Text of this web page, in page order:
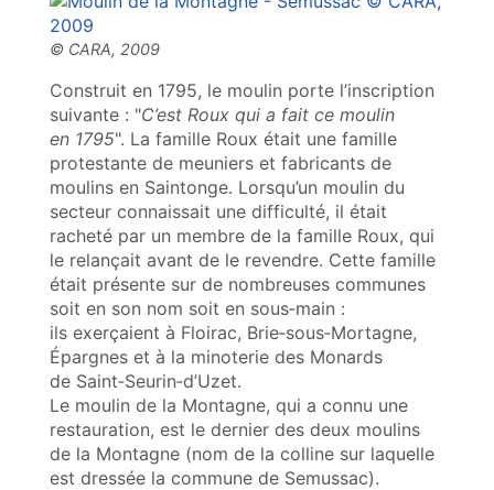
Construit en 1795, le moulin porte l’inscription
suivante : "C’est Roux qui a fait ce moulin
en 1795". La famille Roux était une famille
protestante de meuniers et fabricants de
moulins en Saintonge. Lorsqu’un moulin du
secteur connaissait une difficulté, il était
racheté par un membre de la famille Roux, qui
le relançait avant de le revendre. Cette famille
était présente sur de nombreuses communes
soit en son nom soit en sous‑main :
ils exerçaient à Floirac, Brie‑sous‑Mortagne,
Épargnes et à la minoterie des Monards
de Saint‑Seurin‑d’Uzet.
Le moulin de la Montagne, qui a connu une
restauration, est le dernier des deux moulins
de la Montagne (nom de la colline sur laquelle
est dressée la commune de Semussac).